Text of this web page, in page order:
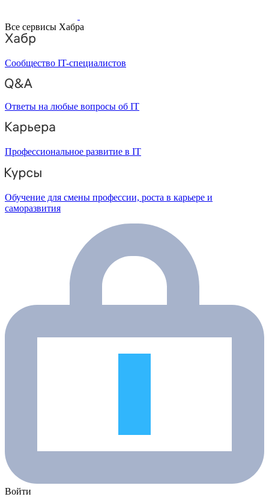
Все сервисы Хабра
Сообщество IT-специалистов
Ответы на любые вопросы об IT
Профессиональное развитие в IT
Обучение для смены профессии, роста в карьере и
саморазвития
Войти